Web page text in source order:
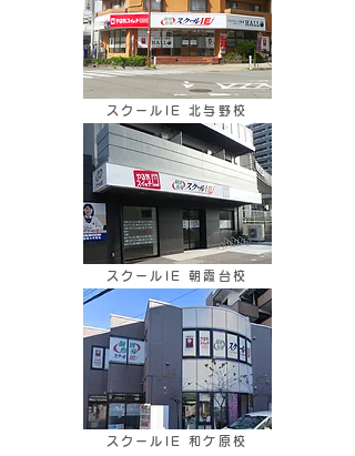
スクールIE 北与野校
スクールIE 朝霞台校
スクールIE 和ケ原校